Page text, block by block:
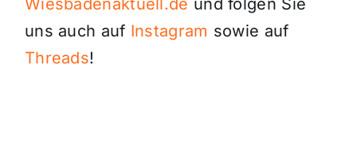
Wiesbadenaktuell.de und folgen Sie
uns auch auf Instagram sowie auf
Threads!